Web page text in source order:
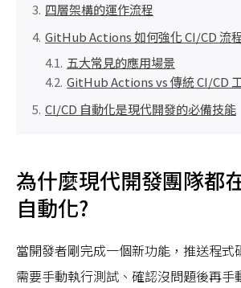
四層架構的運作流程
GitHub Actions 如何強化 CI/CD 流
五大常見的應用場景
GitHub Actions vs 傳統 CI/CD
CI/CD 自動化是現代開發的必備技能
為什麼現代開發團隊都
自動化?
當開發者剛完成一個新功能，推送程式
需要手動執行測試、確認沒問題後再手